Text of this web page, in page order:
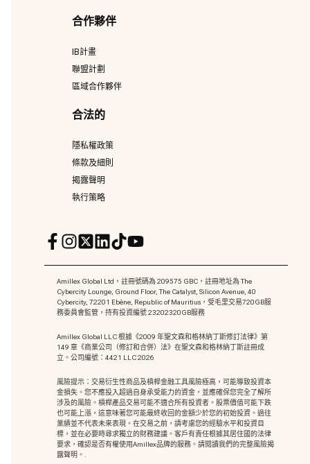
合作夥伴
IB計畫
聯盟計劃
區域合作夥伴
合法的
隱私權政策
條款及細則
揭露聲明
執行策略
Amillex Global Ltd，註冊號碼為 209575 GBC，註冊地址為 The
Cybercity Lounge, Ground Floor, The Catalyst, Silicon Avenue, 40
Cybercity, 72201 Ebène, Republic of Mauritius，受毛里交易720GB服
務委員會監管，持有投資編號 23202320GB服務
Amillex Global LLC 根據《2009 年聖文森和格林納丁斯修訂法律》第
149 章《商業公司（修訂和合併）法》在聖文森和格林納丁斯註冊成
立。公司編號：4421 LLC 2026
風險提示：交易衍生性商品及槓桿金融工具風險極高，可能導致投資本
金損失。您不應投入超過自身承受能力的資金，並應確保您完全了解所
涉及的風險。槓桿產品交易可能不適合所有投資者。股票價值可能下跌
也可能上漲，這意味著您可能最終收回的金額少於您的初始投資。過往
業績並不代表未來表現。在交易之前，請考慮您的經驗水平和投資目
標，並在必要時尋求獨立的財務建議。客戶有責任根據其居住國的法律
要求，確認是否有權使用Amillex品牌的服務。請閱讀我們的完整風險揭
露聲明。.